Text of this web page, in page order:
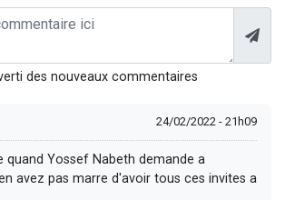
des nouveaux commentaires
24/02/2022 - 21h09
quand Yossef Nabeth demande a
avez pas marre d'avoir tous ces invites a